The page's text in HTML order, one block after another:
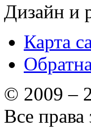
Дизайн и
Карта
© 2009 –
Все